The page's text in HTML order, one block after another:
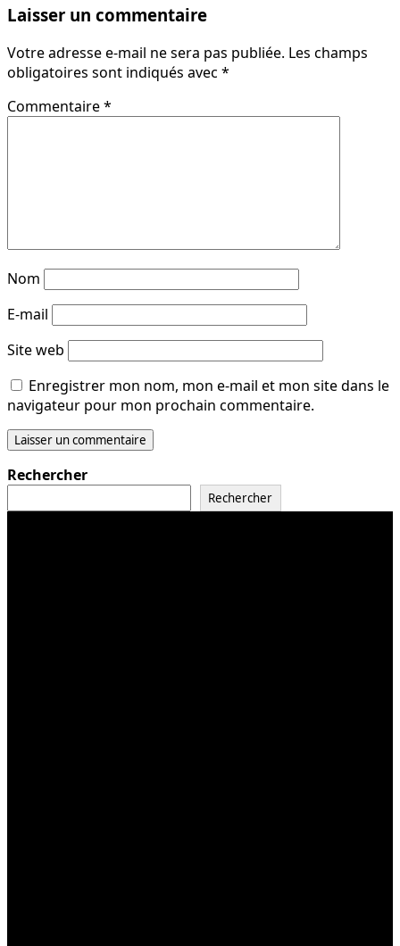
Laisser un commentaire
Votre adresse e-mail ne sera pas publiée. Les champs
obligatoires sont indiqués avec *
Commentaire*
Nom
E-mail
Site web
Enregistrer mon nom, mon e-mail et mon site dans le
navigateur pour mon prochain commentaire.
Rechercher
Rechercher